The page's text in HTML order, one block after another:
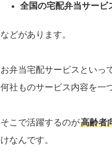
全国の宅配弁当サービ
などがあります。
お弁当宅配サービスといっ
何社ものサービス内容を一
そこで活躍するのが高齢者
けなんです。